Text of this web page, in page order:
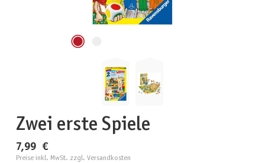
Zwei erste Spiele
7,99 €
Preise inkl. MwSt. zzgl. Versandkosten